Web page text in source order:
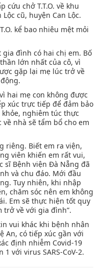
cứu chở T.T.O. về khu
cũ, huyện Can Lộc.
kể bao nhiêu mệt mỏi
đình có hai chị em. Bố
lớn nhất của cô, vì
gặp lại mẹ lúc trở về
hai mẹ con không được
xúc trực tiếp để đảm bảo
nghiêm túc thực
nhà sẽ tẩm bổ cho em
riêng. Biết em ra viện,
viên khiến em rất vui,
sĩ Bệnh viện Đà Nẵng đã
và chu đáo. Mới đầu
Tuy nhiên, khi nhập
chăm sóc nên em không
Em sẽ thực hiện tốt quy
về với gia đình”.
vui khác khi bệnh nhân
An, có tiếp xúc gần với
định nhiễm Covid-19
với virus SARS-CoV-2.